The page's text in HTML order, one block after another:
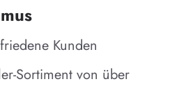
Kunden
Sortiment von über